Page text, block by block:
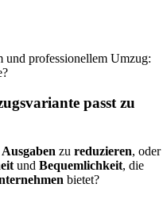
und professionellem Umzug:
passt zu
Ausgaben zu reduzieren, oder
und Bequemlichkeit, die
bietet?